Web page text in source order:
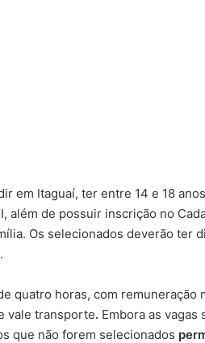
em Itaguaí, ter entre 14 e 18 anos
além de possuir inscrição no
Os selecionados deverão ter
quatro horas, com remuneração
vale transporte. Embora as vagas
que não forem selecionados